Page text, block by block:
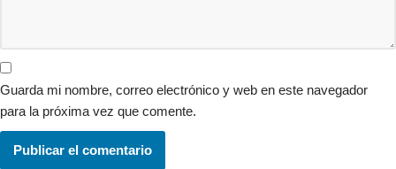
Guarda mi nombre, correo electrónico y web en este navegador
para la próxima vez que comente.